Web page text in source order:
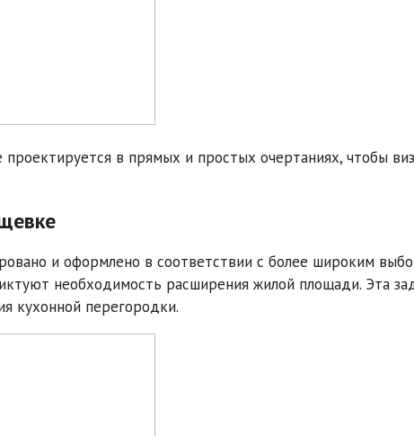
в прямых и простых очертаниях, чтобы
и оформлено в соответствии с более широким
необходимость расширения жилой площади. Эта
кухонной перегородки.